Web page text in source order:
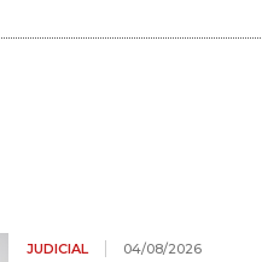
JUDICIAL 04/08/2026